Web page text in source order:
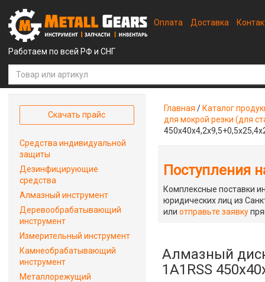
Работаем по всей РФ и СНГ
Оплата Доставка
Главная / Каталог
для мокрой резки (для
Поступления
Комплексные поставки
юридических лиц из
илиотправьте заявку
Алмазный
1A1RSS
Скачать прайс
Средства индивидуальной
защиты
Дезинфицирующие
средства
Алмазный инструмент
Деревообрабатывающий
инструмент
Измерительный инструмент
Камнеобрабатывающий
инструмент
Металлорежущий